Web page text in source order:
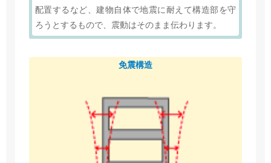
配置するなど、建物自体で地震に耐えて構造部を守
ろうとするもので、震動はそのまま伝わります。
免震構造